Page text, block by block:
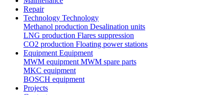
Repair
Technology Technology
Methanol production Desalination units
LNG production Flares suppression
СО2 production Floating power stations
EquipmentEquipment
MWM equipmentMWM spare parts
MKC equipment
BOSCH equipment
Projects